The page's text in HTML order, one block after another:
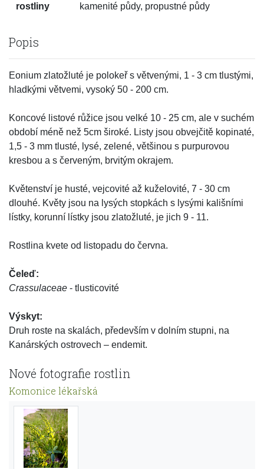
rostliny kamenité půdy, propustné půdy
Popis
Eonium zlatožluté je polokeř s větvenými, 1 - 3 cm tlustými,
hladkými větvemi, vysoký 50 - 200 cm.
Koncové listové růžice jsou velké 10 - 25 cm, ale v suchém
období méně než 5cm široké. Listy jsou obvejčitě kopinaté,
1,5 - 3 mm tlusté, lysé, zelené, většinou s purpurovou
kresbou a s červeným, brvitým okrajem.
Květenství je husté, vejcovité až kuželovité, 7 - 30 cm
dlouhé. Květy jsou na lysých stopkách s lysými kališními
lístky, korunní lístky jsou zlatožluté, je jich 9 - 11.
Rostlina kvete od listopadu do června.
Čeleď:
Crassulaceae - tlusticovité
Výskyt:
Druh roste na skalách, především v dolním stupni, na
Kanárských ostrovech – endemit.
Nové fotografie rostlin
Komonice lékařská